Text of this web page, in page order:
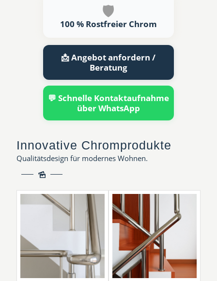
🛡️
100 % Rostfreier Chrom
📩 Angebot anfordern /
Beratung
💬 Schnelle Kontaktaufnahme
über WhatsApp
Innovative Chromprodukte
Qualitätsdesign für modernes Wohnen.